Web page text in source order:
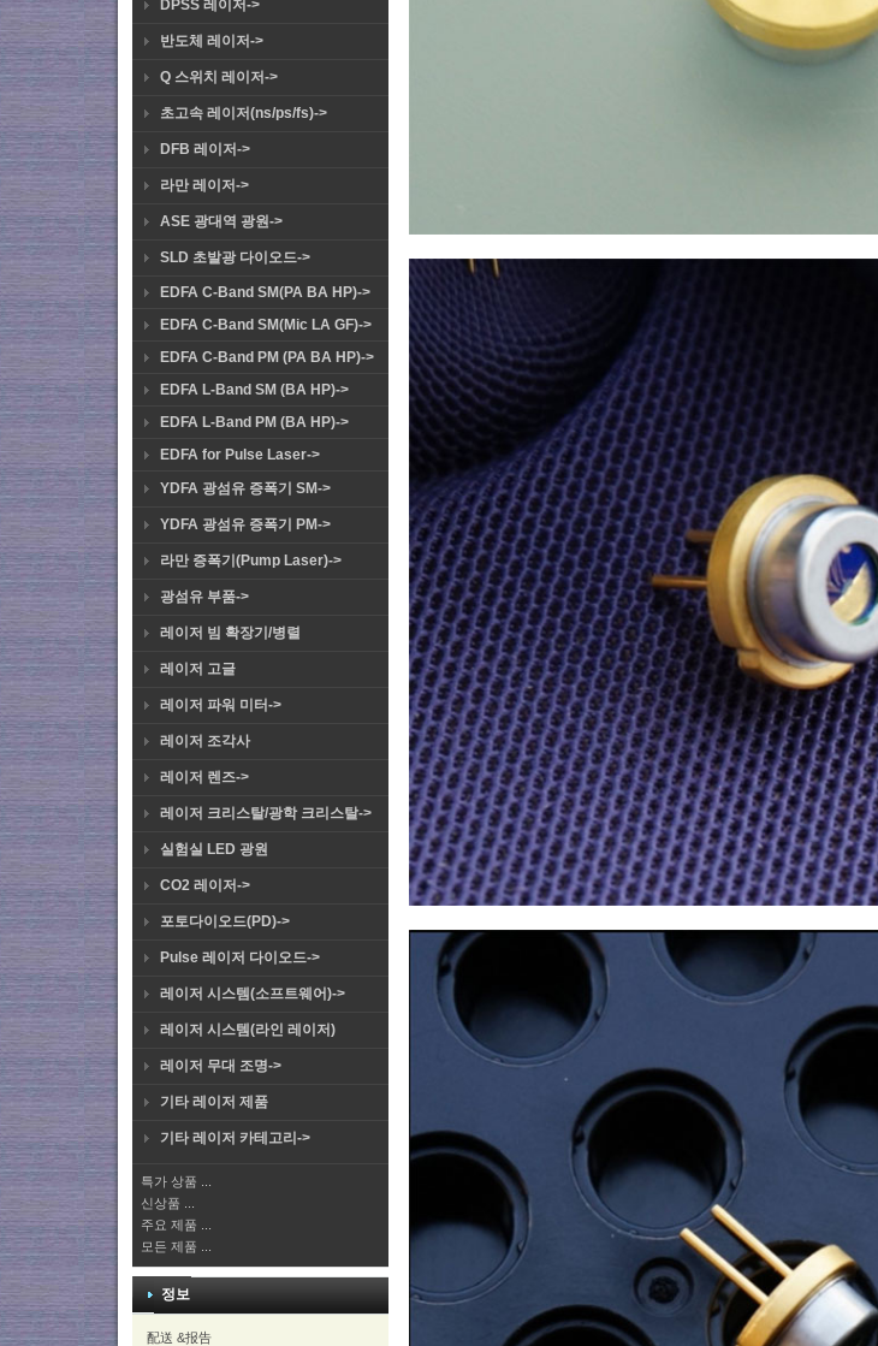
DPSS 레이저->
반도체 레이저->
Q 스위치 레이저->
초고속 레이저(ns/ps/fs)->
DFB 레이저->
라만 레이저->
ASE 광대역 광원->
SLD 초발광 다이오드->
EDFA C-Band SM(PA BA HP)->
EDFA C-Band SM(Mic LA GF)->
EDFA C-Band PM (PA BA HP)->
EDFA L-Band SM (BA HP)->
EDFA L-Band PM (BA HP)->
EDFA for Pulse Laser->
YDFA 광섬유 증폭기 SM->
YDFA 광섬유 증폭기 PM->
라만 증폭기(Pump Laser)->
광섬유 부품->
레이저 빔 확장기/병렬
레이저 고글
레이저 파워 미터->
레이저 조각사
레이저 렌즈->
레이저 크리스탈/광학 크리스탈->
실험실 LED 광원
CO2 레이저->
포토다이오드(PD)->
Pulse 레이저 다이오드->
레이저 시스템(소프트웨어)->
레이저 시스템(라인 레이저)
레이저 무대 조명->
기타 레이저 제품
기타 레이저 카테고리->
특가 상품 ...
신상품 ...
주요 제품 ...
모든 제품 ...
정보
配送 &报告